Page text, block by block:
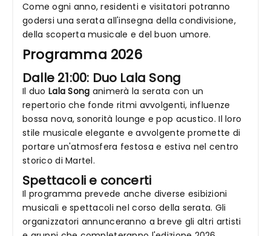
Come ogni anno, residenti e visitatori potranno
godersi una serata all'insegna della condivisione,
della scoperta musicale e del buon umore.
Programma 2026
Dalle 21:00: Duo Lala Song
Il duo Lala Song animerà la serata con un
repertorio che fonde ritmi avvolgenti, influenze
bossa nova, sonorità lounge e pop acustico. Il loro
stile musicale elegante e avvolgente promette di
portare un'atmosfera festosa e estiva nel centro
storico di Martel.
Spettacoli e concerti
Il programma prevede anche diverse esibizioni
musicali e spettacoli nel corso della serata. Gli
organizzatori annunceranno a breve gli altri artisti